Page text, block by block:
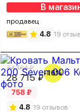
В
продавец
4.8 19
34 184 ₽
28 715 ₽-16%
758 ₽
4.8 19 отзывов